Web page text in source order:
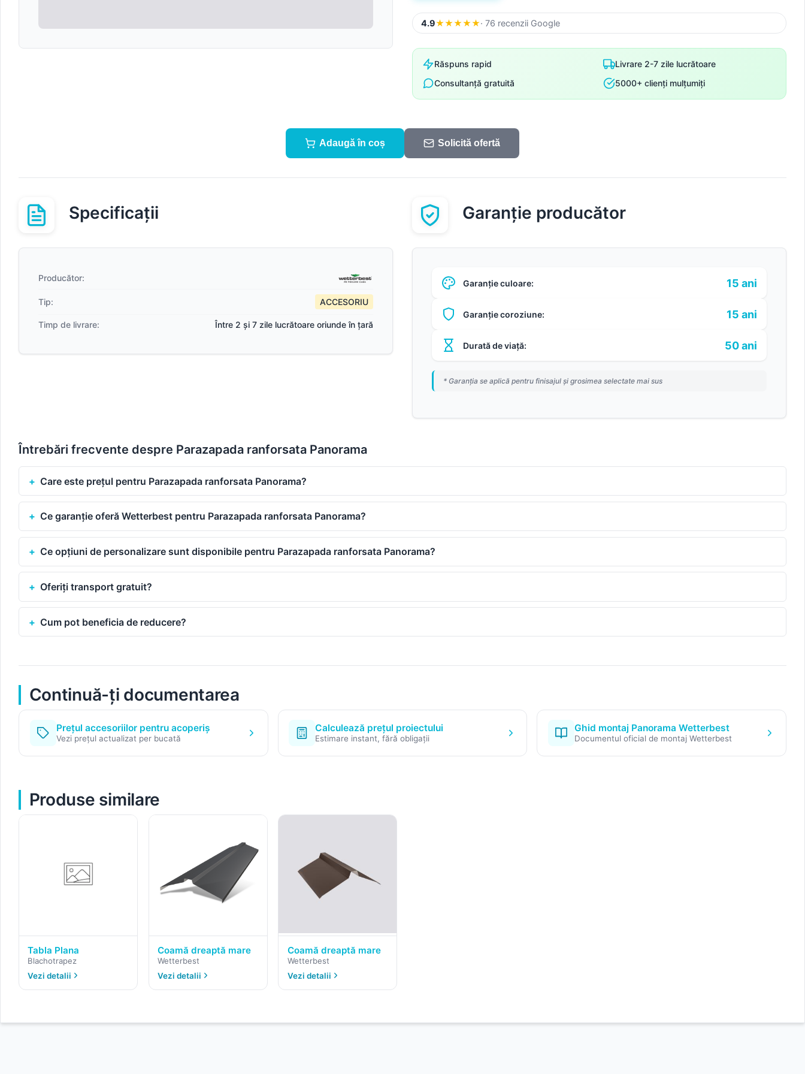
componente
Sistem pluvial
Accesorii
4.9★★★★★· 76 recenzii Google
Răspuns rapid
Livrare 2-7 zile lucrătoare
Consultanță gratuită
5000+ clienți mulțumiți
Adaugă în coș Solicită ofertă
Specificații
Producător:
Tip: ACCESORIU
Timp de livrare: Între 2 și 7 zile lucrătoare oriunde în țară
Garanție producător
Garanție culoare: 15 ani
Garanție coroziune: 15 ani
Durată de viață: 50 ani
* Garanția se aplică pentru finisajul și grosimea selectate mai sus
Întrebări frecvente despre Parazapada ranforsata Panorama
Care este prețul pentru Parazapada ranforsata Panorama?
Ce garanție oferă Wetterbest pentru Parazapada ranforsata Panorama?
Ce opțiuni de personalizare sunt disponibile pentru Parazapada ranforsata Panorama?
Oferiți transport gratuit?
Cum pot beneficia de reducere?
Continuă-ți documentarea
Prețul accesoriilor pentru acoperiș
Vezi prețul actualizat per bucată
Calculează prețul proiectului
Estimare instant, fără obligații
Ghid montaj Panorama Wetterbest
Documentul oficial de montaj Wetterbest
Produse similare
Tabla Plana
Blachotrapez
Vezi detalii
Coamă dreaptă mare
Wetterbest
Vezi detalii
Coamă dreaptă mare
Wetterbest
Vezi detalii